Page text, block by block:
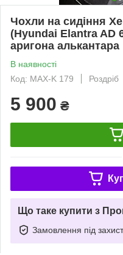
Чохли на сидіння
(Hyundai Elantra AD
аригона алькантара
В наявності
Код: MAX-K 179
Роздріб
5 900 ₴
Що таке купити з
Замовлення під